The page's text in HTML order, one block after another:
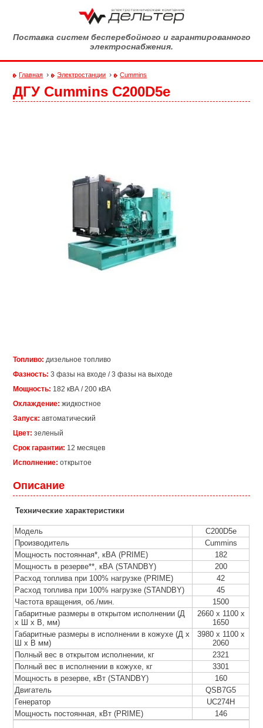
Поставка систем бесперебойного и гарантированного
электроснабжения.
Вы здесь
Главная › Электростанции › Cummins
ДГУ Cummins С200D5e
Топливо:дизельное топливо
Фазность:3 фазы на входе / 3 фазы на выходе
Мощность: 182 кВА / 200 кВА
Охлаждение:жидкостное
Запуск:автоматический
Цвет:зеленый
Срок гарантии: 12 месяцев
Исполнение:открытое
Описание
Технические характеристики
Модель
C200D5e
Производитель
Cummins
Мощность постоянная*, кВА (PRIME)
182
Мощность в резерве**, кВА (STANDBY)
200
Расход топлива при 100% нагрузке (PRIME)
42
Расход топлива при 100% нагрузке (STANDBY)
45
Частота вращения, об./мин.
1500
Габаритные размеры в открытом исполнении (Д
х Ш х В, мм)
2660x 1100x
1650
Габаритные размеры в исполнении в кожухе (Д х
Ш х В мм)
3980х 1100х
2060
Полный вес в открытом исполнении, кг
2321
Полный вес в исполнении в кожухе, кг
3301
Мощность в резерве, кВт (STANDBY)
160
Двигатель
QSB7G5
Генератор
UC274H
Мощность постоянная, кВт (PRIME)
146